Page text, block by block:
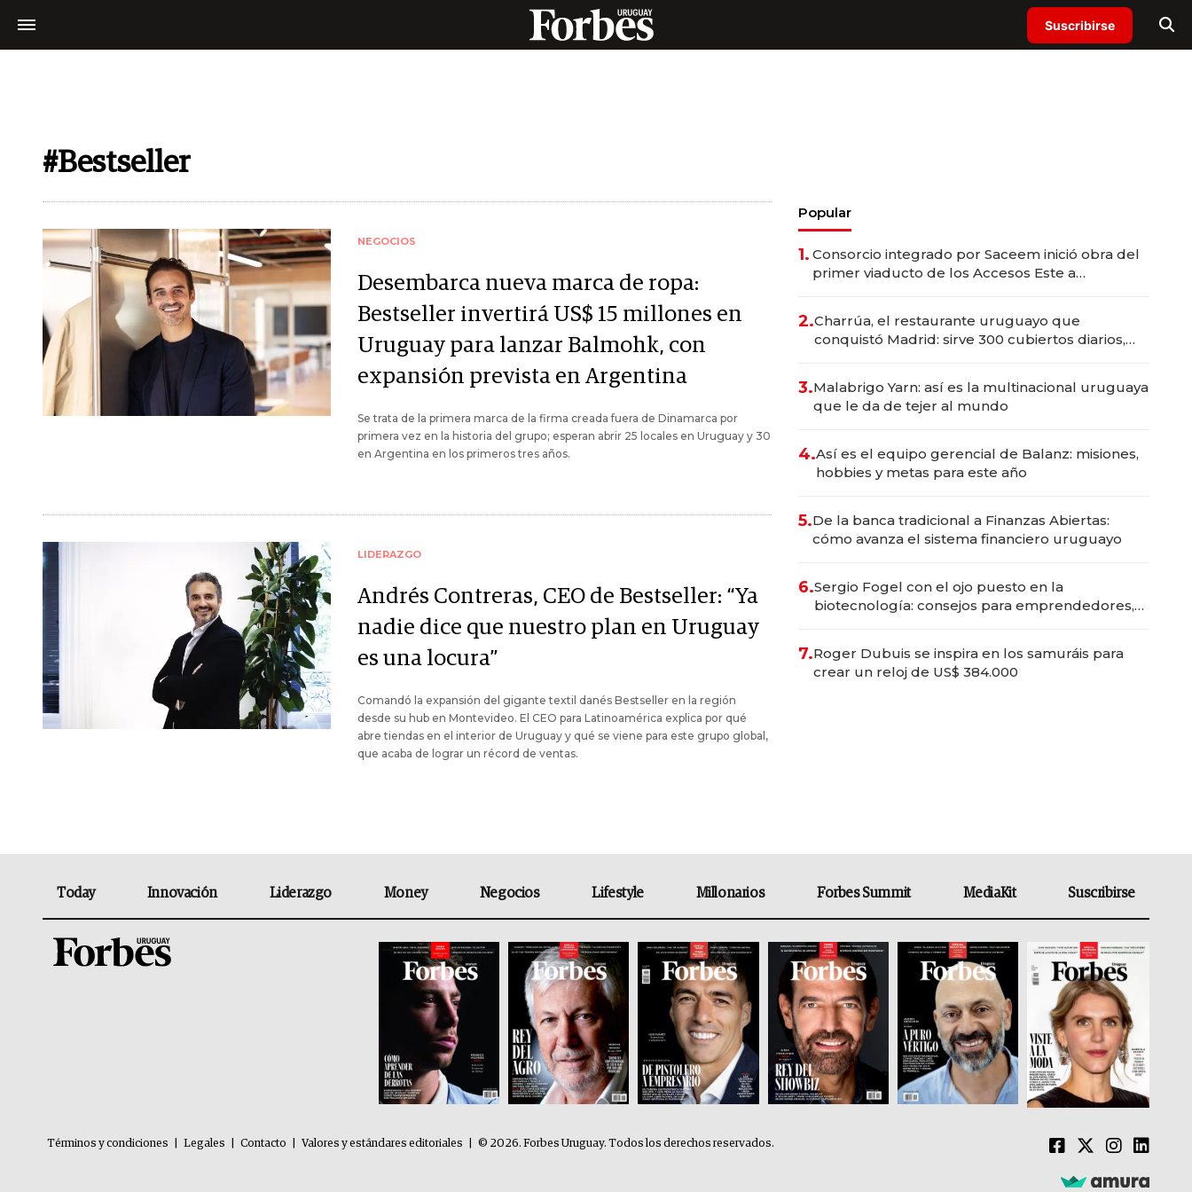
Suscribirse
#Bestseller
NEGOCIOS
Desembarca nueva marca de ropa:
Bestseller invertirá US$ 15 millones en
Uruguay para lanzar Balmohk, con
expansión prevista en Argentina
Se trata de la primera marca de la firma creada fuera de Dinamarca por
primera vez en la historia del grupo; esperan abrir 25 locales en Uruguay y 30
en Argentina en los primeros tres años.
LIDERAZGO
Andrés Contreras, CEO de Bestseller: “Ya
nadie dice que nuestro plan en Uruguay
es una locura”
Comandó la expansión del gigante textil danés Bestseller en la región
desde su hub en Montevideo. El CEO para Latinoamérica explica por qué
abre tiendas en el interior de Uruguay y qué se viene para este grupo global,
que acaba de lograr un récord de ventas.
Popular
1. Consorcio integrado por Saceem inició obra del
primer viaducto de los Accesos Este a
2.Charrúa, el restaurante uruguayo que
conquistó Madrid: sirve 300 cubiertos diarios,
3.Malabrigo Yarn: así es la multinacional uruguaya
que le da de tejer al mundo
4.Así es el equipo gerencial de Balanz: misiones,
hobbies y metas para este año
5.De la banca tradicional a Finanzas Abiertas:
cómo avanza el sistema financiero uruguayo
6.Sergio Fogel con el ojo puesto en la
biotecnología: consejos para emprendedores,
7.Roger Dubuis se inspira en los samuráis para
crear un reloj de US$ 384.000
Today Innovación Liderazgo Money Negocios Lifestyle Millonarios Forbes Summit MediaKit Suscribirse
Términos y condiciones Legales Contacto Valores y estándares editoriales © 2026. Forbes Uruguay. Todos los derechos reservados.